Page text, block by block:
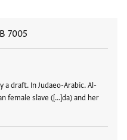
7005
a draft. In Judaeo-Arabic. Al-
female slave ([...]da) and her